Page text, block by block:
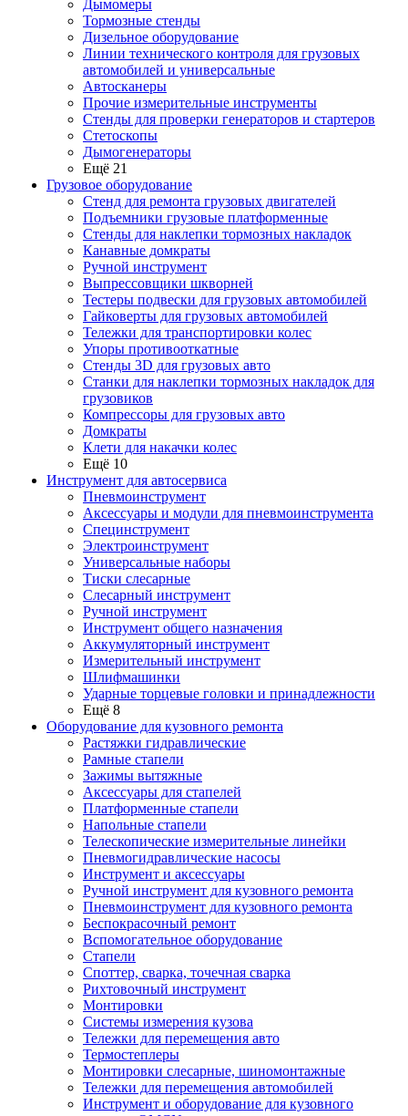
Дымомеры
Тормозные стенды
Дизельное оборудование
Линии технического контроля для грузовых
автомобилей и универсальные
Автосканеры
Прочие измерительные инструменты
Стенды для проверки генераторов и стартеров
Стетоскопы
Дымогенераторы
Ещё 21
Грузовое оборудование
Стенд для ремонта грузовых двигателей
Подъемники грузовые платформенные
Стенды для наклепки тормозных накладок
Канавные домкраты
Ручной инструмент
Выпрессовщики шкворней
Тестеры подвески для грузовых автомобилей
Гайковерты для грузовых автомобилей
Тележки для транспортировки колес
Упоры противооткатные
Стенды 3D для грузовых авто
Станки для наклепки тормозных накладок для
грузовиков
Компрессоры для грузовых авто
Домкраты
Клети для накачки колес
Ещё 10
Инструмент для автосервиса
Пневмоинструмент
Аксессуары и модули для пневмоинструмента
Специнструмент
Электроинструмент
Универсальные наборы
Тиски слесарные
Слесарный инструмент
Ручной инструмент
Инструмент общего назначения
Аккумуляторный инструмент
Измерительный инструмент
Шлифмашинки
Ударные торцевые головки и принадлежности
Ещё 8
Оборудование для кузовного ремонта
Растяжки гидравлические
Рамные стапели
Зажимы вытяжные
Аксессуары для стапелей
Платформенные стапели
Напольные стапели
Телескопические измерительные линейки
Пневмогидравлические насосы
Инструмент и аксессуары
Ручной инструмент для кузовного ремонта
Пневмоинструмент для кузовного ремонта
Беспокрасочный ремонт
Вспомогательное оборудование
Стапели
Споттер, сварка, точечная сварка
Рихтовочный инструмент
Монтировки
Системы измерения кузова
Тележки для перемещения авто
Термостеплеры
Монтировки слесарные, шиномонтажные
Тележки для перемещения автомобилей
Инструмент и оборудование для кузовного